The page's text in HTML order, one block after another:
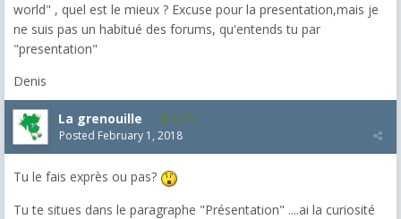
world" , quel est le mieux ? Excuse pour la presentation,mais je
ne suis pas un habitué des forums, qu'entends tu par
"presentation"
Denis
La grenouille 3,271
Posted February 1, 2018
Tu le fais exprès ou pas?
Tu te situes dans le paragraphe "Présentation" ....ai la curiosité